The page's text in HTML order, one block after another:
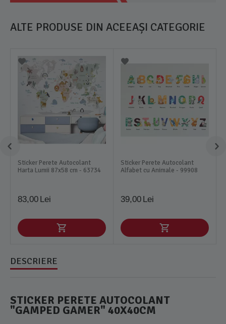
ALTE PRODUSE DIN ACEEAȘI CATEGORIE
Sticker Perete Autocolant
Harta Lumii 87x58 cm - 63734
83,00 Lei
Sticker Perete Autocolant
Alfabet cu Animale - 99908
39,00 Lei
DESCRIERE
STICKER PERETE AUTOCOLANT
"GAMPED GAMER" 40X40CM